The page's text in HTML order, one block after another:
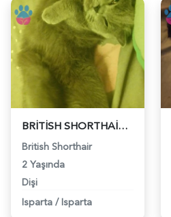
BRİTİSH SHORTHAİR EŞ - 118975726
British Shorthair
2 Yaşında
Dişi
Isparta / Isparta